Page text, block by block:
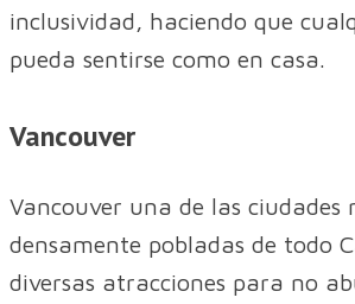
inclusividad, haciendo que
pueda sentirse como en casa.
Vancouver
Vancouver una de las ciudades
densamente pobladas de todo
diversas atracciones para no